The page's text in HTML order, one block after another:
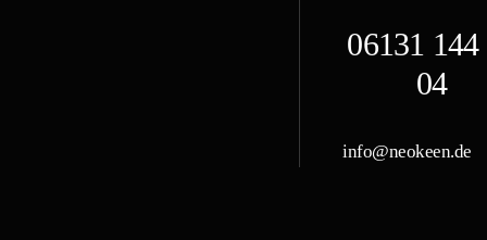
06131 144
04
info@neokeen.de